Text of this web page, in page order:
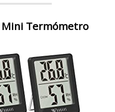
Mini Termómetro